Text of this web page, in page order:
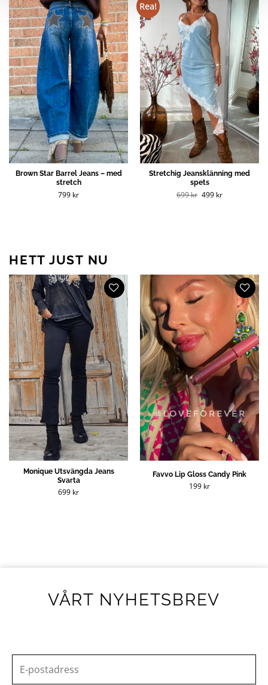
Brown Star Barrel Jeans – med
stretch
799 kr
Rea!
Stretchig Jeansklänning med
spets
699kr Det
ursprungliga
499 krDet
HETT JUST NU
Monique Utsvängda Jeans
Svarta
699 kr
Favvo Lip Gloss Candy Pink
199 kr
VÅRT NYHETSBREV